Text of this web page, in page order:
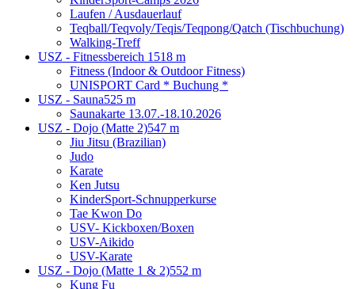
Laufen / Ausdauerlauf
Teqball/Teqvoly/Teqis/Teqpong/Qatch (Tischbuchung)
Walking-Treff
USZ - Fitnessbereich 1 518 m
Fitness (Indoor & Outdoor Fitness)
UNISPORT Card * Buchung *
USZ - Sauna525 m
Saunakarte 13.07.-18.10.2026
USZ - Dojo (Matte 2)547 m
Jiu Jitsu (Brazilian)
Judo
Karate
Ken Jutsu
KinderSport-Schnupperkurse
Tae Kwon Do
USV- Kickboxen/Boxen
USV-Aikido
USV-Karate
USZ - Dojo (Matte 1 & 2)552 m
Kung Fu